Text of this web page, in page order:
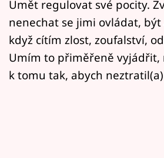
Přihlášení
Sledujte nás
Umět regulovat své pocity.
nenechat se jimi ovládat,
když cítím zlost, zoufalství,
Umím to přiměřeně vyjádřit,
k tomu tak, abych